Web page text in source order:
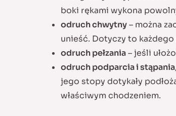
boki rękami wykona
odruch chwytny– można
unieść. Dotyczy to
odruch pełzania– jeśli
odruch podparcia i stąpania
jego stopy dotykały
właściwym chodzeniem.